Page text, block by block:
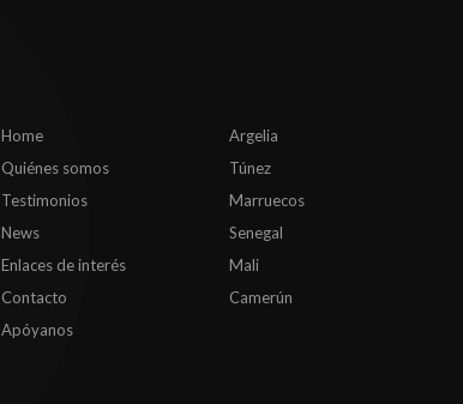
Home
Quiénes somos
Testimonios
News
Enlaces de interés
Contacto
Apóyanos
Argelia
Túnez
Marruecos
Senegal
Mali
Camerún